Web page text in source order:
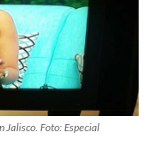
Jalisco. Foto: Especial